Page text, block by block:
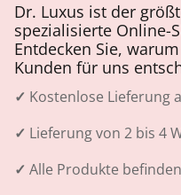
Dr. Luxus ist der
spezialisierte Online-
Entdecken Sie,
Kunden für uns
✓ Kostenlose Lieferung
✓ Lieferung von 2 bis 4
✓ Alle Produkte